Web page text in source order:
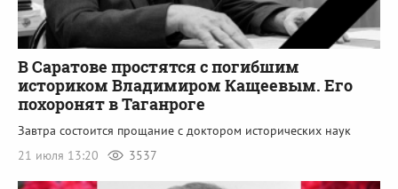
В Саратове простятся с погибшим
историком Владимиром Кащеевым. Его
похоронят в Таганроге
Завтра состоится прощание с доктором исторических наук
21 июля 13:20
3537